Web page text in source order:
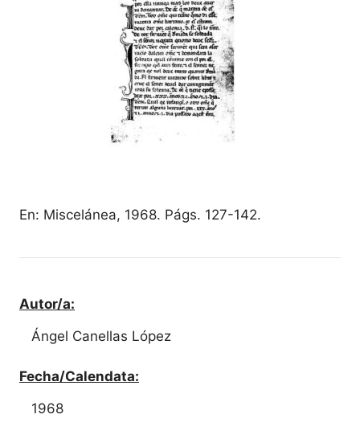
En: Miscelánea, 1968. Págs. 127-142.
Autor/a:
Ángel Canellas López
Fecha/Calendata:
1968